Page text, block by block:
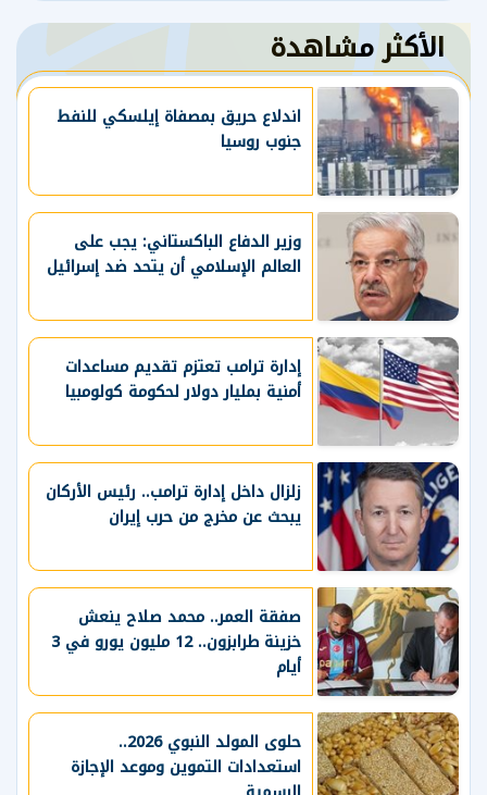
الأكثر مشاهدة
اندلاع حريق بمصفاة إيلسكي للنفط
جنوب روسيا
وزير الدفاع الباكستاني: يجب على
العالم الإسلامي أن يتحد ضد إسرائيل
إدارة ترامب تعتزم ⁠تقديم مساعدات ​
أمنية بمليار ​دولار لحكومة كولومبيا
زلزال داخل إدارة ترامب.. رئيس الأركان
يبحث عن مخرج من حرب إيران
صفقة العمر.. محمد صلاح ينعش
خزينة طرابزون.. 12 مليون يورو في 3
أيام
حلوى المولد النبوي 2026..
استعدادات التموين وموعد الإجازة